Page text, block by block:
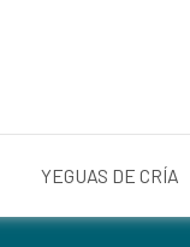
YEGUAS DE CRÍA